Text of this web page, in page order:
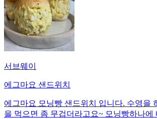
서브웨이
에그마요 샌드위치
에그마요 모닝빵 샌드위치 입니다. 수영을
을 먹으면 좀 무겁더라고요~ 모닝빵하나에